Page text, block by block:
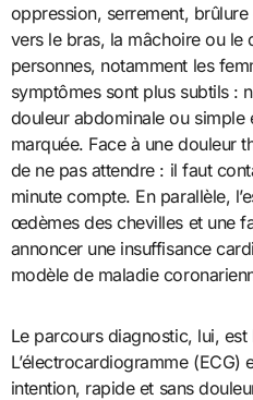
oppression, serrement,
vers le bras, la mâchoire ou le
personnes, notamment les
symptômes sont plus subtils :
douleur abdominale ou simple
marquée. Face à une douleur
de ne pas attendre : il faut
minute compte. En parallèle,
œdèmes des chevilles et une
annoncer une insuffisance
modèle de maladie
Le parcours diagnostic, lui, est
L’électrocardiogramme (ECG)
intention, rapide et sans